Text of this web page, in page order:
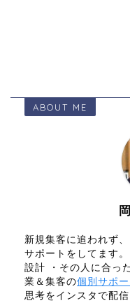
ABOUT ME
新規集客に追われず
サポートをしてます
設計 ・その人に合っ
業＆集客の個別サポー
思考をインスタで配信